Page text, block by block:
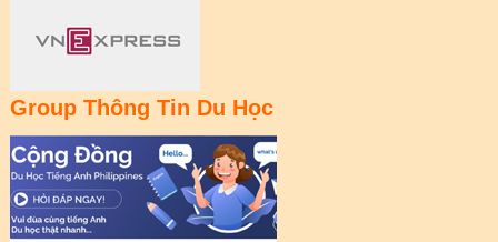
Group Thông Tin Du Học